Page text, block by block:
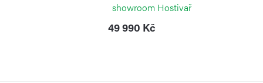
showroom Hostivař
49 990 Kč